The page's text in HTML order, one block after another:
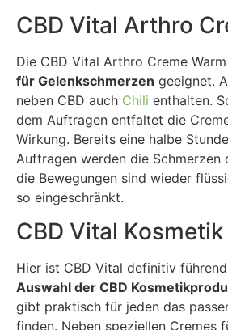
CBD Vital Arthro
Die CBD Vital Arthro Creme
für Gelenkschmerzen geeignet.
neben CBD auch Chili enthalten.
dem Auftragen entfaltet die
Wirkung. Bereits eine halbe
Auftragen werden die Schmerzen
die Bewegungen sind wieder
so eingeschränkt.
CBD Vital Kosmetik
Hier ist CBD Vital definitiv
Auswahl der CBD
gibt praktisch für jeden das
finden. Neben speziellen Cremes